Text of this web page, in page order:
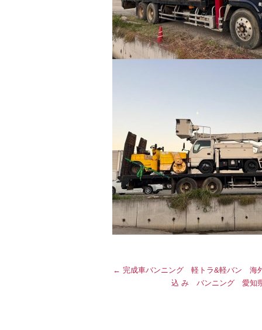
← 完成車バンニング 軽トラ&軽バン 海
込 み バンニング 愛知